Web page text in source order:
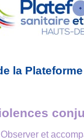
la
Observer et